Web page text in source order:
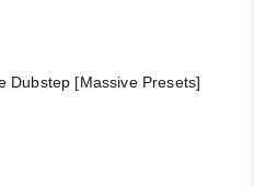
Dubstep [Massive Presets]